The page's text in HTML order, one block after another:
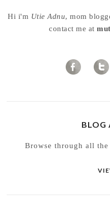
Hi i'm Utie Adnu, mom
contact me at
BLOG
Browse through all